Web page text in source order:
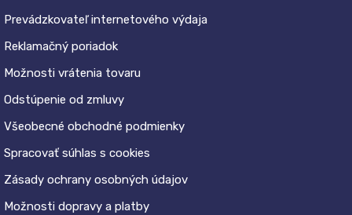
Prevádzkovateľ internetového výdaja
Reklamačný poriadok
Možnosti vrátenia tovaru
Odstúpenie od zmluvy
Všeobecné obchodné podmienky
Spracovať súhlas s cookies
Zásady ochrany osobných údajov
Možnosti dopravy a platby